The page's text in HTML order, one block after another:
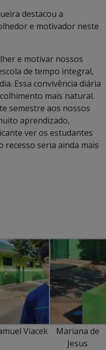
destacou a
e motivador neste
e motivar nossos
de tempo integral,
Essa convivência diária
mais natural.
semestre aos nossos
aprendizado,
ver os estudantes
recesso seria ainda mais
Viacek
Mariana de
Jesus